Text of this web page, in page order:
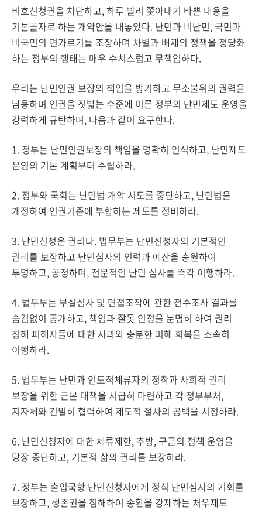
비호신청권을 차단하고, 하루 빨리 쫓아내기 바쁜 내용을
기본골자로 하는 개악안을 내놓았다. 난민과 비난민, 국민과
비국민의 편가르기를 조장하며 차별과 배제의 정책을 정당화
하는 정부의 행태는 매우 수치스럽고 무책임하다.
우리는 난민인권 보장의 책임을 방기하고 무소불위의 권력을
남용하며 인권을 짓밟는 수준에 이른 정부의 난민제도 운영을
강력하게 규탄하며, 다음과 같이 요구한다.
1. 정부는 난민인권보장의 책임을 명확히 인식하고, 난민제도
운영의 기본 계획부터 수립하라.
2. 정부와 국회는 난민법 개악 시도를 중단하고, 난민법을
개정하여 인권기준에 부합하는 제도를 정비하라.
3. 난민신청은 권리다. 법무부는 난민신청자의 기본적인
권리를 보장하고 난민심사의 인력과 예산을 충원하여
투명하고, 공정하며, 전문적인 난민 심사를 즉각 이행하라.
4. 법무부는 부실심사 및 면접조작에 관한 전수조사 결과를
숨김없이 공개하고, 책임과 잘못 인정을 분명히 하여 권리
침해 피해자들에 대한 사과와 충분한 피해 회복을 조속히
이행하라.
5. 법무부는 난민과 인도적체류자의 정착과 사회적 권리
보장을 위한 근본 대책을 시급히 마련하고 각 정부부처,
지자체와 긴밀히 협력하여 제도적 절차의 공백을 시정하라.
6. 난민신청자에 대한 체류제한, 추방, 구금의 정책 운영을
당장 중단하고, 기본적 삶의 권리를 보장하라.
7. 정부는 출입국항 난민신청자에게 정식 난민심사의 기회를
보장하고, 생존권을 침해하여 송환을 강제하는 처우제도